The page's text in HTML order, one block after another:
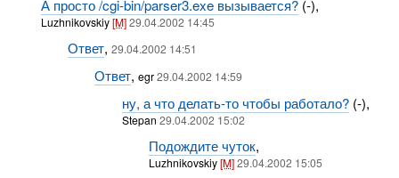
А просто /cgi-bin/parser3.exe вызывается?(-),
Luzhnikovskiy[M] 29.04.2002 14:45
Ответ, 29.04.2002 14:51
Ответ,egr29.04.2002 14:59
ну, а что делать-то чтобы работало?(-),
Stepan 29.04.2002 15:02
Подождите чуток,
Luzhnikovskiy[M]29.04.2002 15:05